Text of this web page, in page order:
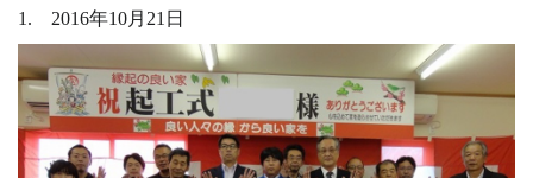
1. 2016年10月21日